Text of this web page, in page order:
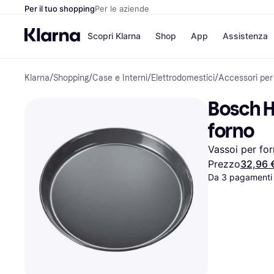
Per il tuo shoppingPer le aziende
Scopri Klarna
Opzioni di
Paga ora
Paga in 3 rate
Paga dopo 30 giorni
Finanziamento
Shop
Negozi
Unieuro
Media
eBay
Zalando
App Assistenza
Klarna/Shopping/Case e Interni/Elettrodomestici/Accessori
Bosch
forno
Vassoi per
Prezzo32,96
Da 3